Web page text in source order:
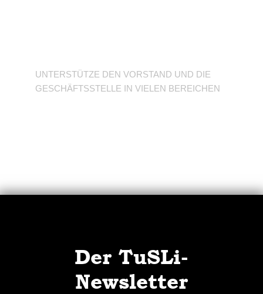
UNTERSTÜTZE DEN VORSTAND UND DIE
GESCHÄFTSSTELLE IN VIELEN BEREICHEN
Der TuSLi-
Newsletter